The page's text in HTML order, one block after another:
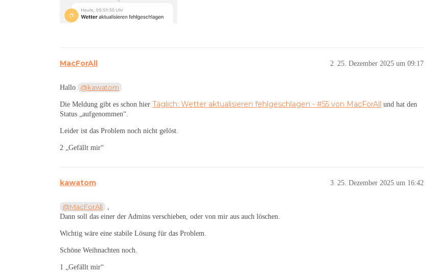
MacForAll 25. Dezember 2025 um 09:17
2
Hallo @kawatom
Die Meldung gibt es schon hier Täglich: Wetter aktualisieren fehlgeschlagen - #55 von MacForAll und hat den
Status „aufgenommen“.
Leider ist das Problem noch nicht gelöst.
2 „Gefällt mir“
kawatom 25. Dezember 2025 um 16:42
3
@MacForAll
,
Dann soll das einer der Admins verschieben, oder von mir aus auch löschen.
Wichtig wäre eine stabile Lösung für das Problem.
Schöne Weihnachten noch.
1 „Gefällt mir“